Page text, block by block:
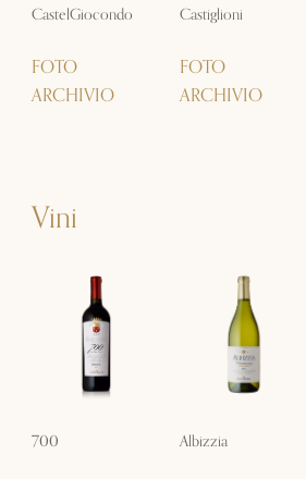
CastelGiocondo
FOTO
ARCHIVIO
Castiglioni
FOTO
ARCHIVIO
Vini
700 Albizzia